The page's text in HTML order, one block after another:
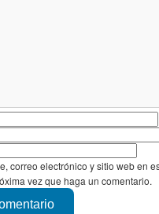
correo electrónico y sitio web en
vez que haga un comentario.